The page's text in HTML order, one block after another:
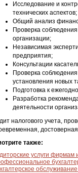
Исследование и
технических аспектов;
Общий анализ
Проверка
организации;
Независимая
предприятия;
Консультации
Проверка
установления новых
Подготовка к
Разработка
деятельности
налогового учета,
также:
услуги фирмам